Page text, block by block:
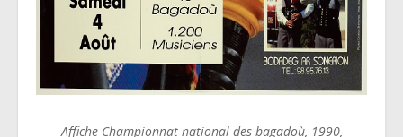
Affiche Championnat national des bagadoù, 1990,